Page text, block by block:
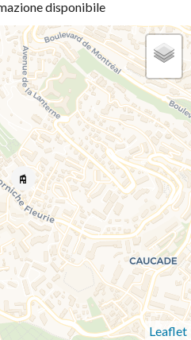
disponibile
Leaflet